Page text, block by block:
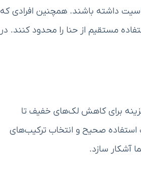
داشته باشند. همچنین افرادی که
مستقیم از حنا را محدود کنند. در
برای کاهش لک‌های خفیف تا
صحیح و انتخاب ترکیب‌های
آشکار سازد.